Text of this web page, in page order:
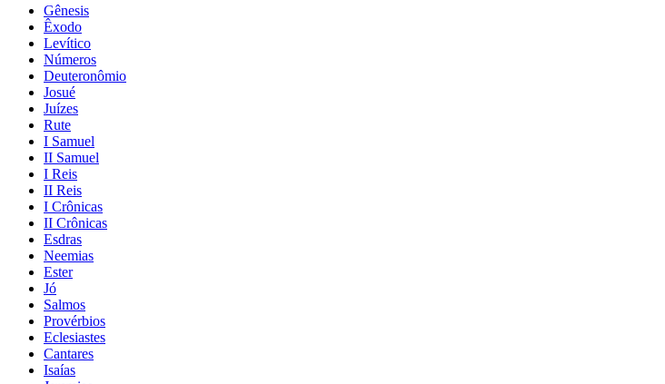
Gênesis
Êxodo
Levítico
Números
Deuteronômio
Josué
Juízes
Rute
I Samuel
II Samuel
I Reis
II Reis
I Crônicas
II Crônicas
Esdras
Neemias
Ester
Jó
Salmos
Provérbios
Eclesiastes
Cantares
Isaías